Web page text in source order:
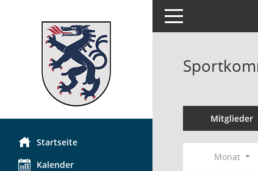
Startseite
Kalender
Toggle navigation
Mitglieder
Monat